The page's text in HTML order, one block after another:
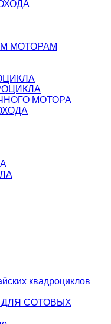
МОТОРАМ
МОТОРА
квадроциклов
СОТОВЫХ